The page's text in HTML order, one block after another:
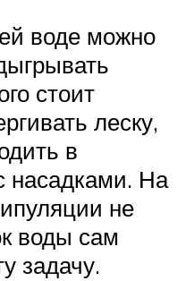
воде можно
стоит
леску,
в
насадками. На
не
воды сам
задачу.